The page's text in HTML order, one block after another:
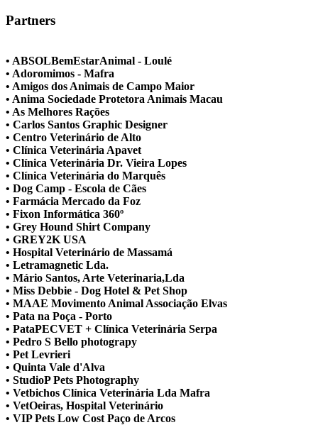
Partners
• ABSOLBemEstarAnimal - Loulé
• Adoromimos - Mafra
• Amigos dos Animais de Campo Maior
• Anima Sociedade Protetora Animais Macau
• As Melhores Rações
• Carlos Santos Graphic Designer
• Centro Veterinário de Alto
• Clínica Veterinária Apavet
• Clínica Veterinária Dr. Vieira Lopes
• Clínica Veterinária do Marquês
• Dog Camp - Escola de Cães
• Farmácia Mercado da Foz
• Fixon Informática 360º
• Grey Hound Shirt Company
• GREY2K USA
• Hospital Veterinário de Massamá
• Letramagnetic Lda.
• Mário Santos, Arte Veterinaria,Lda
• Miss Debbie - Dog Hotel & Pet Shop
• MAAE Movimento Animal Associação Elvas
• Pata na Poça - Porto
• PataPECVET + Clínica Veterinária Serpa
• Pedro S Bello photograpy
• Pet Levrieri
• Quinta Vale d'Alva
• StudioP Pets Photography
• Vetbichos Clínica Veterinária Lda Mafra
• VetOeiras, Hospital Veterinário
• VIP Pets Low Cost Paço de Arcos